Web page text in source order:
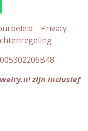
Privacy
zijn inclusief